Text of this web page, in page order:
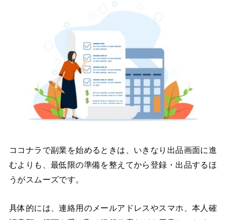
ココナラで副業を始めるときは、いきなり出品画面に進
むよりも、最低限の準備を整えてから登録・出品するほ
うがスムーズです。
具体的には、連絡用のメールアドレスやスマホ、本人確